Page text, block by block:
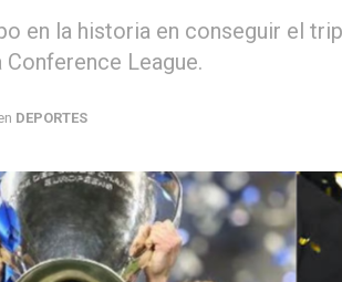
en la historia en conseguir el
League.
DEPORTES